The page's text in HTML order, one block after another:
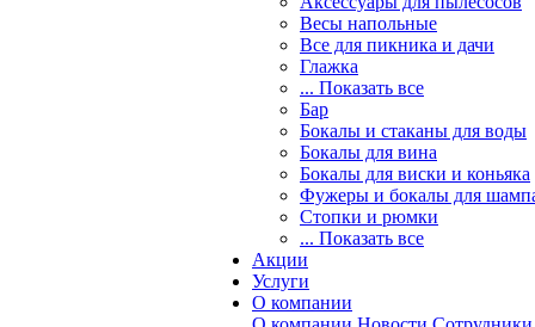
Весы напольные
Все для пикника и дачи
Глажка
... Показать все
Бар
Бокалы и стаканы для воды
Бокалы для вина
Бокалы для виски и коньяка
Фужеры и бокалы для
Стопки и рюмки
... Показать все
Акции
Услуги
О компании